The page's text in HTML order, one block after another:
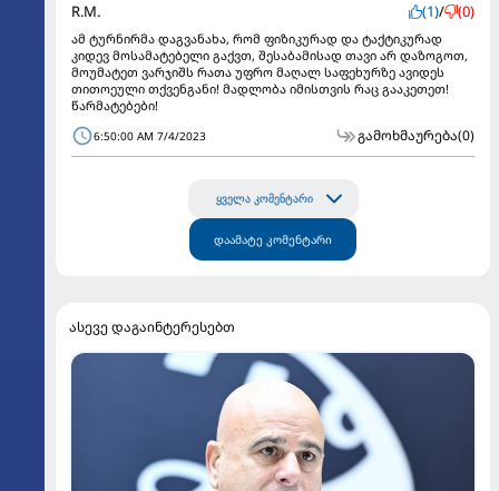
R.M. (1)/ (0)
ამ ტურნირმა დაგვანახა, რომ ფიზიკურად და ტაქტიკურად
კიდევ მოსამატებელი გაქვთ, შესაბამისად თავი არ დაზოგოთ,
მოუმატეთ ვარჯიშს რათა უფრო მაღალ საფეხურზე ავიდეს
თითოეული თქვენგანი! მადლობა იმისთვის რაც გააკეთეთ!
წარმატებები!
6:50:00 AM 7/4/2023 გამოხმაურება(0)
ყველა კომენტარი
დაამატე კომენტარი
ასევე დაგაინტერესებთ